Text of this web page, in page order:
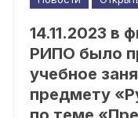
14.11.2023 в
РИПО было
учебное
предмету